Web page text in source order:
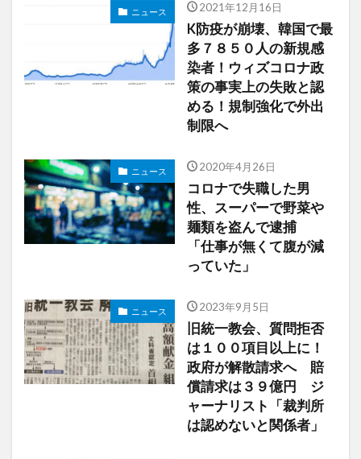
ニュース 2021年12月16日
K防疫が崩壊、韓国で最
多７８５０人の新規感
染者！ウィズコロナ政
策の事実上の失敗と認
める！規制強化で外出
制限へ
ニュース 2020年4月26日
コロナで失職した男
性、スーパーで野菜や
麺類を盗んで逮捕
「仕事が無くて腹が減
っていた」
ニュース 2023年9月5日
旧統一教会、質問拒否
は１００項目以上に！
政府が解散請求へ 賠
償請求は３９億円 ジ
ャーナリスト「裁判所
は認めないと関係者」